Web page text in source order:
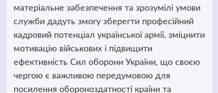
матеріальне забезпечення та зрозумілі умови
служби дадуть змогу зберегти професійний
кадровий потенціал української армії, зміцнити
мотивацію військових і підвищити
ефективність Сил оборони України, що своєю
чергою є важливою передумовою для
посилення обороноздатності країни та